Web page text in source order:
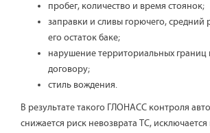
пробег, количество и время стоянок;
заправки и сливы горючего, средний
его остаток баке;
нарушение территориальных границ
договору;
стиль вождения.
В результате такого ГЛОНАСС контроля
снижается риск невозврата ТС,